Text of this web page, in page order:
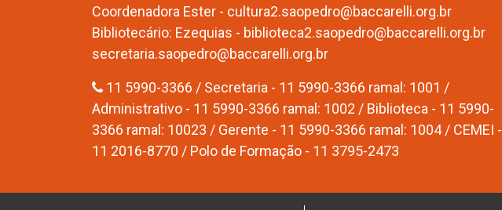
Coordenadora Ester - cultura2.saopedro@baccarelli.org.br
Bibliotecário: Ezequias - biblioteca2.saopedro@baccarelli.org.br
secretaria.saopedro@baccarelli.org.br
11 5990-3366 / Secretaria - 11 5990-3366 ramal: 1001 /
Administrativo - 11 5990-3366 ramal: 1002 / Biblioteca - 11 5990-
3366 ramal: 10023 / Gerente - 11 5990-3366 ramal: 1004 / CEMEI -
11 2016-8770 / Polo de Formação - 11 3795-2473